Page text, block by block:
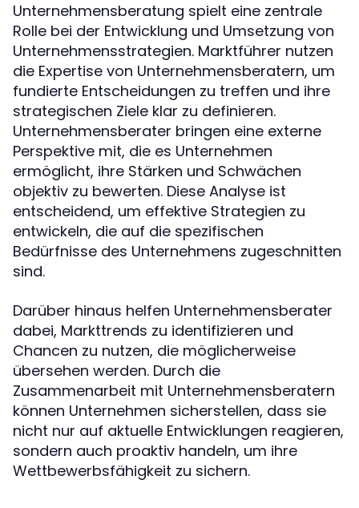
Unternehmensberatung spielt eine zentrale
Rolle bei der Entwicklung und Umsetzung von
Unternehmensstrategien. Marktführer nutzen
die Expertise von Unternehmensberatern, um
fundierte Entscheidungen zu treffen und ihre
strategischen Ziele klar zu definieren.
Unternehmensberater bringen eine externe
Perspektive mit, die es Unternehmen
ermöglicht, ihre Stärken und Schwächen
objektiv zu bewerten. Diese Analyse ist
entscheidend, um effektive Strategien zu
entwickeln, die auf die spezifischen
Bedürfnisse des Unternehmens zugeschnitten
sind.
Darüber hinaus helfen Unternehmensberater
dabei, Markttrends zu identifizieren und
Chancen zu nutzen, die möglicherweise
übersehen werden. Durch die
Zusammenarbeit mit Unternehmensberatern
können Unternehmen sicherstellen, dass sie
nicht nur auf aktuelle Entwicklungen reagieren,
sondern auch proaktiv handeln, um ihre
Wettbewerbsfähigkeit zu sichern.